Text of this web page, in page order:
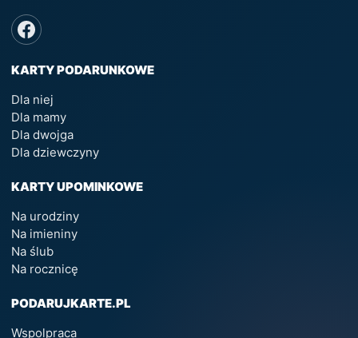
KARTY PODARUNKOWE
Dla niej
Dla mamy
Dla dwojga
Dla dziewczyny
KARTY UPOMINKOWE
Na urodziny
Na imieniny
Na ślub
Na rocznicę
PODARUJKARTE.PL
Wspolpraca